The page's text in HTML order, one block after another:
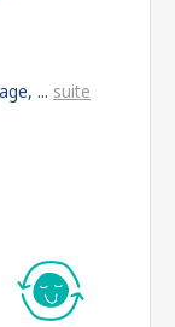
... suite